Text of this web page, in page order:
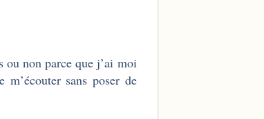
ou non parce que j’ai moi
m’écouter sans poser de